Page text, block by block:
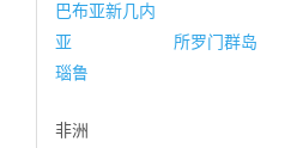
巴布亚新几内
亚
所罗门群岛
瑙鲁
非洲